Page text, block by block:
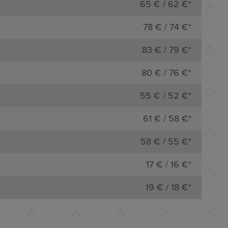
65 € / 62 €*
78 € / 74 €*
83 € / 79 €*
80 € / 76 €*
55 € / 52 €*
61 € / 58 €*
58 € / 55 €*
17 € / 16 €*
19 € / 18 €*